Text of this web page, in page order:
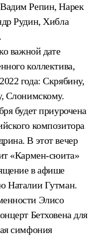
Репин, Нарек
Рудин, Хибла
важной дате
коллектива,
года: Скрябину,
Слонимскому.
будет приурочена
композитора
В этот вечер
«Кармен-сюита»
в афише
Наталии Гутман.
Элисо
Бетховена для
симфония